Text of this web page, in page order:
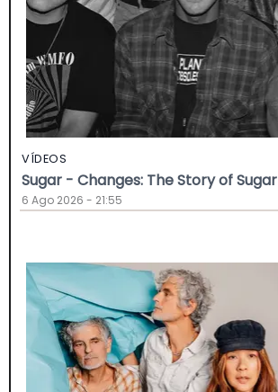
VÍDEOS
Sugar - Changes: The Story of Sugar
6 Ago 2026 - 21:55